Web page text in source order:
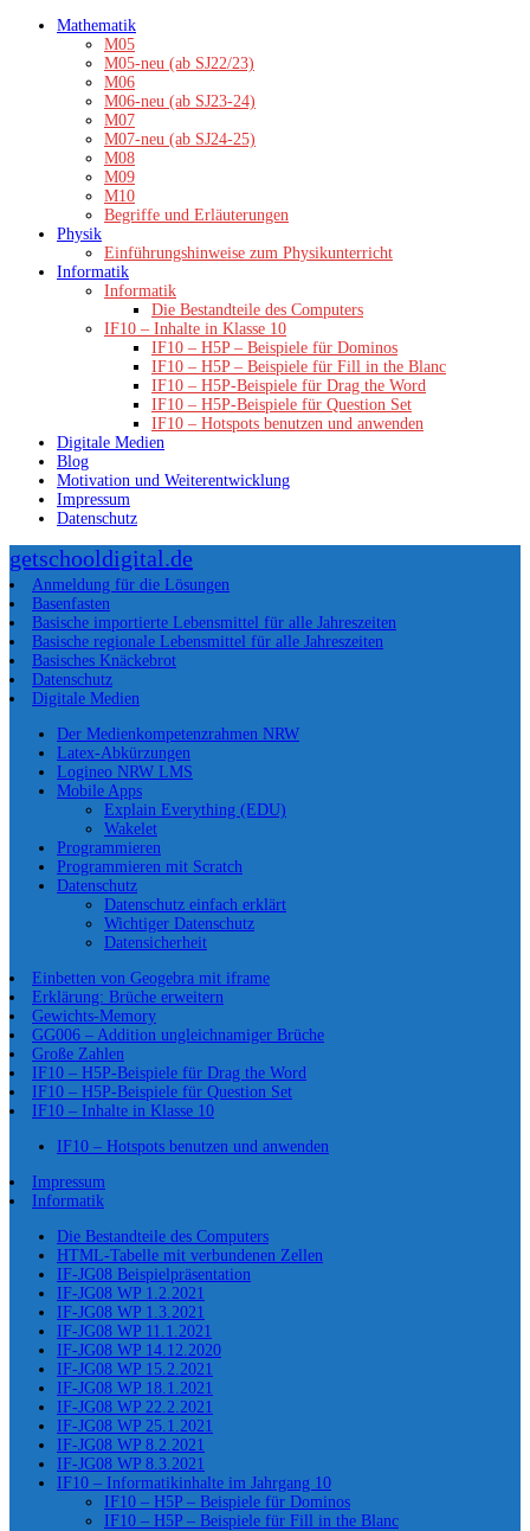
Zum
Mathematik
M05
M05-neu (ab SJ22/23)
M06
M06-neu (ab SJ23-24)
M07
M07-neu (ab SJ24-25)
M08
M09
M10
Begriffe und Erläuterungen
Physik
Einführungshinweise zum Physikunterricht
Informatik
Informatik
Die Bestandteile des Computers
IF10 – Inhalte in Klasse 10
IF10 – H5P – Beispiele für Dominos
IF10 – H5P – Beispiele für Fill in the Blanc
IF10 – H5P-Beispiele für Drag the Word
IF10 – H5P-Beispiele für Question Set
IF10 – Hotspots benutzen und anwenden
Digitale Medien
Blog
Motivation und Weiterentwicklung
Impressum
Datenschutz
getschooldigital.de
Anmeldung für die Lösungen
Basenfasten
Basische importierte Lebensmittel für alle Jahreszeiten
Basische regionale Lebensmittel für alle Jahreszeiten
Basisches Knäckebrot
Datenschutz
Digitale Medien
Der Medienkompetenzrahmen NRW
Latex-Abkürzungen
Logineo NRW LMS
Mobile Apps
Explain Everything (EDU)
Wakelet
Programmieren
Programmieren mit Scratch
Datenschutz
Datenschutz einfach erklärt
Wichtiger Datenschutz
Datensicherheit
Einbetten von Geogebra mit iframe
Erklärung: Brüche erweitern
Gewichts-Memory
GG006 – Addition ungleichnamiger Brüche
Große Zahlen
IF10 – H5P-Beispiele für Drag the Word
IF10 – H5P-Beispiele für Question Set
IF10 – Inhalte in Klasse 10
IF10 – Hotspots benutzen und anwenden
Impressum
Informatik
Die Bestandteile des Computers
HTML-Tabelle mit verbundenen Zellen
IF-JG08 Beispielpräsentation
IF-JG08 WP 1.2.2021
IF-JG08 WP 1.3.2021
IF-JG08 WP 11.1.2021
IF-JG08 WP 14.12.2020
IF-JG08 WP 15.2.2021
IF-JG08 WP 18.1.2021
IF-JG08 WP 22.2.2021
IF-JG08 WP 25.1.2021
IF-JG08 WP 8.2.2021
IF-JG08 WP 8.3.2021
IF10 – Informatikinhalte im Jahrgang 10
IF10 – H5P – Beispiele für Dominos
IF10 – H5P – Beispiele für Fill in the Blanc